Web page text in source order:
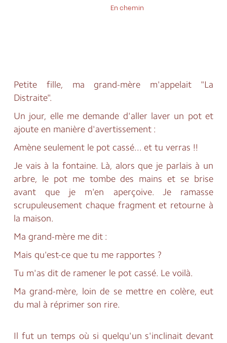
En chemin
Petite fille, ma grand-mère m'appelait "La
Distraite".
Un jour, elle me demande d'aller laver un pot et
ajoute en manière d'avertissement :
Amène seulement le pot cassé... et tu verras !!
Je vais à la fontaine. Là, alors que je parlais à un
arbre, le pot me tombe des mains et se brise
avant que je m'en aperçoive. Je ramasse
scrupuleusement chaque fragment et retourne à
la maison.
Ma grand-mère me dit :
Mais qu'est-ce que tu me rapportes ?
Tu m'as dit de ramener le pot cassé. Le voilà.
Ma grand-mère, loin de se mettre en colère, eut
du mal à réprimer son rire.
Il fut un temps où si quelqu'un s'inclinait devant